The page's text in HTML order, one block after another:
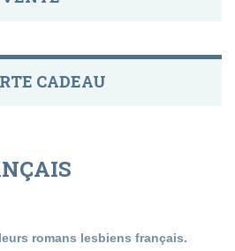
CADEAU
romans lesbiens français.